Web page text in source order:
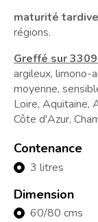
maturité tardive
régions.
Greffé sur
argileux, limono-
moyenne,
Loire, Aquitaine,
Côte d'Azur,
Contenance
3 litres
Dimension
60/80 cms